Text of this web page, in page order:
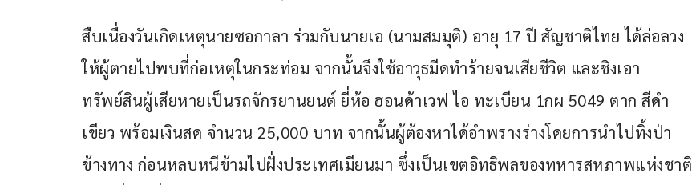
สืบเนื่องวันเกิดเหตุนายซอกาลา ร่วมกับนายเอ (นามสมมุติ) อายุ 17 ปี สัญชาติไทย ได้ล่อลวง
ให้ผู้ตายไปพบที่ก่อเหตุในกระท่อม จากนั้นจึงใช้อาวุธมีดทำร้ายจนเสียชีวิต และชิงเอา
ทรัพย์สินผู้เสียหายเป็นรถจักรยานยนต์ ยี่ห้อ ฮอนด้าเวฟ ไอ ทะเบียน 1กผ 5049 ตาก สีดำ
เขียว พร้อมเงินสด จำนวน 25,000 บาท จากนั้นผู้ต้องหาได้อำพรางร่างโดยการนำไปทิ้งป่า
ข้างทาง ก่อนหลบหนีข้ามไปฝั่งประเทศเมียนมา ซึ่งเป็นเขตอิทธิพลของทหารสหภาพแห่งชาติ